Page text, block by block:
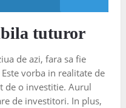
tuturor
de azi, fara sa fie
vorba in realitate de
de o investitie. Aurul
de investitori. In plus,